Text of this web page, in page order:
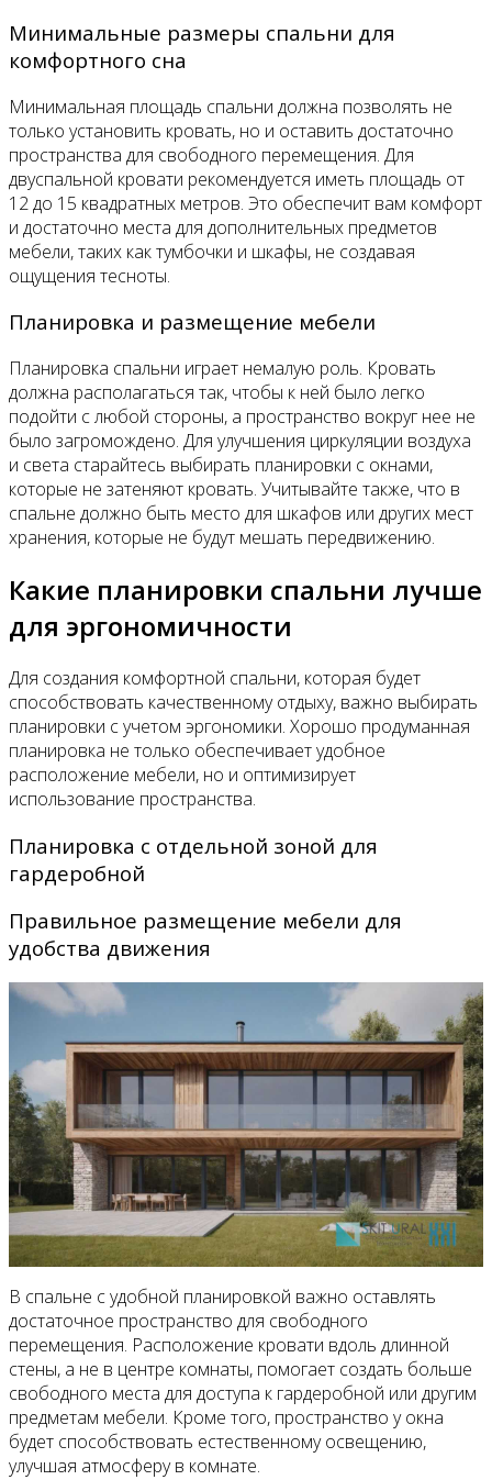
Минимальные размеры спальни для
комфортного сна
Минимальная площадь спальни должна позволять не
только установить кровать, но и оставить достаточно
пространства для свободного перемещения. Для
двуспальной кровати рекомендуется иметь площадь от
12 до 15 квадратных метров. Это обеспечит вам комфорт
и достаточно места для дополнительных предметов
мебели, таких как тумбочки и шкафы, не создавая
ощущения тесноты.
Планировка и размещение мебели
Планировка спальни играет немалую роль. Кровать
должна располагаться так, чтобы к ней было легко
подойти с любой стороны, а пространство вокруг нее не
было загромождено. Для улучшения циркуляции воздуха
и света старайтесь выбирать планировки с окнами,
которые не затеняют кровать. Учитывайте также, что в
спальне должно быть место для шкафов или других мест
хранения, которые не будут мешать передвижению.
Какие планировки спальни лучше
для эргономичности
Для создания комфортной спальни, которая будет
способствовать качественному отдыху, важно выбирать
планировки с учетом эргономики. Хорошо продуманная
планировка не только обеспечивает удобное
расположение мебели, но и оптимизирует
использование пространства.
Планировка с отдельной зоной для
гардеробной
Правильное размещение мебели для
удобства движения
В спальне с удобной планировкой важно оставлять
достаточное пространство для свободного
перемещения. Расположение кровати вдоль длинной
стены, а не в центре комнаты, помогает создать больше
свободного места для доступа к гардеробной или другим
предметам мебели. Кроме того, пространство у окна
будет способствовать естественному освещению,
улучшая атмосферу в комнате.